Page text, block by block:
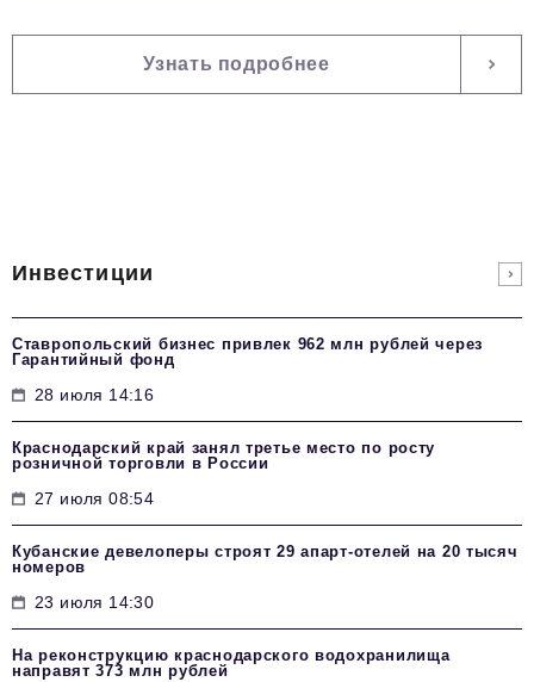
Узнать подробнее
Инвестиции
Ставропольский бизнес привлек 962 млн рублей через
Гарантийный фонд
28 июля 14:16
Краснодарский край занял третье место по росту
розничной торговли в России
27 июля 08:54
Кубанские девелоперы строят 29 апарт-отелей на 20 тысяч
номеров
23 июля 14:30
На реконструкцию краснодарского водохранилища
направят 373 млн рублей